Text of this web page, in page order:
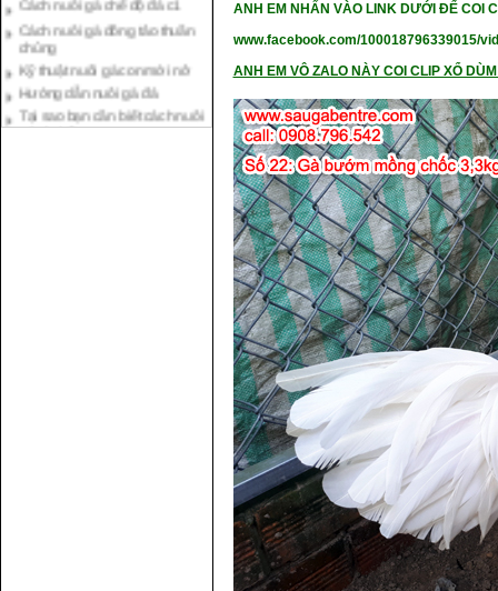
chủng
Kỹ thuật nuôi gà con mới nở
Hướng dẫn nuôi gà đá
Tại sao bạn cần biết cách nuôi
gà chọi ?
Cách điều trị bệnh sổ mũi cho
ANH EM NHẤN VÀO LINK DƯỚI ĐỂ COI
www.facebook.com/100018796339015/
ANH EM VÔ ZALO NÀY COI CLIP XỔ